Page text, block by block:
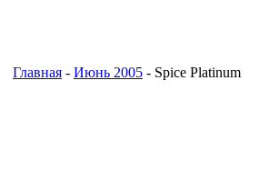
Главная - Июнь 2005 - Spice Platinum